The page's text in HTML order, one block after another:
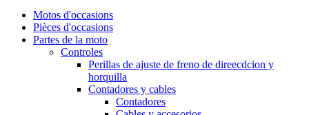
Motos d'occasions
Pièces d'occasions
Partes de la moto
Controles
Perillas de ajuste de freno de direecdcion y
horquilla
Contadores y cables
Contadores